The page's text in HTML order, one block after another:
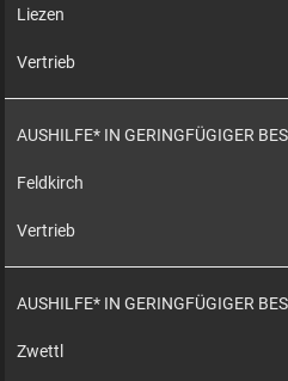
Liezen
Vertrieb
AUSHILFE* IN GERINGFÜGIGER
Feldkirch
Vertrieb
AUSHILFE* IN GERINGFÜGIGER
Zwettl